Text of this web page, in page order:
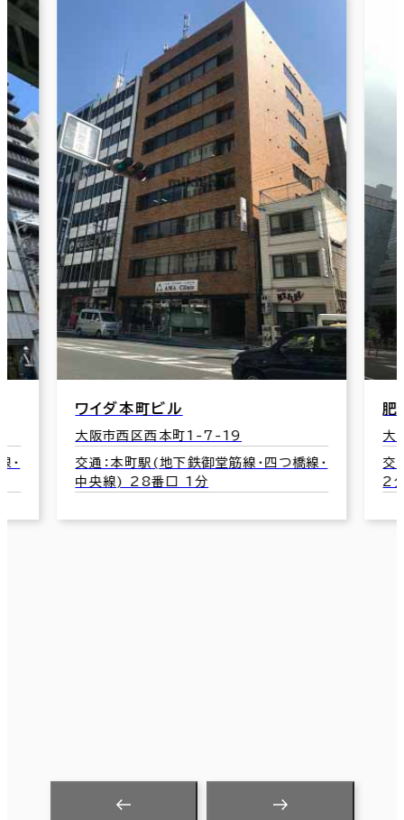
･
ワイダ本町ビル
大阪市西区西本町1-7-19
交通：本町駅(地下鉄御堂筋線･四つ橋線･
中央線) 28番口 1分
肥
大
交
2